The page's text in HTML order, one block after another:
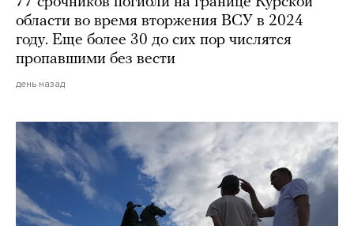
области во время вторжения ВСУ в 2024
году. Еще более 30 до сих пор числятся
пропавшими без вести
день назад